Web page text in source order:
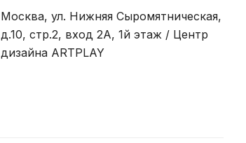
Москва, ул. Нижняя Сыромятническая,
д.10, стр.2, вход 2A, 1й этаж / Центр
дизайна ARTPLAY